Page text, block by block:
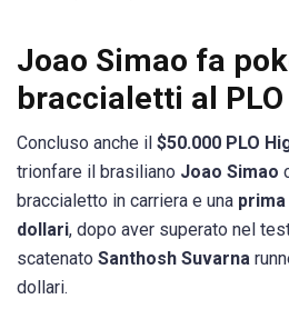
Joao Simao fa
braccialetti al PLO
Concluso anche il $50.000 PLO
trionfare il brasiliano Joao Simao
braccialetto in carriera e una prima
dollari, dopo aver superato nel
scatenato Santhosh Suvarna
dollari.